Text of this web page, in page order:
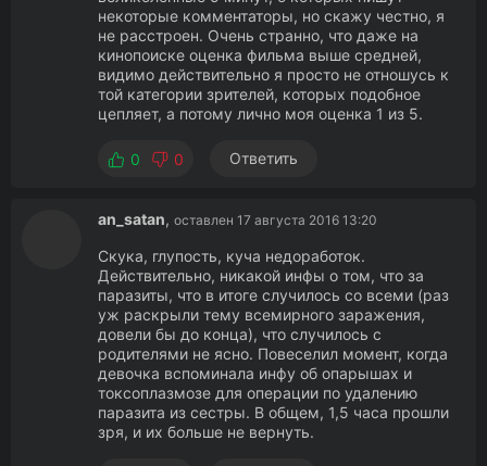
некоторые комментаторы, но скажу честно, я
не расстроен. Очень странно, что даже на
кинопоиске оценка фильма выше средней,
видимо действительно я просто не отношусь к
той категории зрителей, которых подобное
цепляет, а потому лично моя оценка 1 из 5.
0 0 Ответить
an_satan, оставлен 17 августа 2016 13:20
Скука, глупость, куча недоработок.
Действительно, никакой инфы о том, что за
паразиты, что в итоге случилось со всеми (раз
уж раскрыли тему всемирного заражения,
довели бы до конца), что случилось с
родителями не ясно. Повеселил момент, когда
девочка вспоминала инфу об опарышах и
токсоплазмозе для операции по удалению
паразита из сестры. В общем, 1,5 часа прошли
зря, и их больше не вернуть.